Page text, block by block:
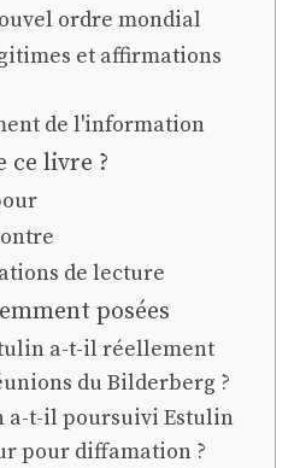
ordre mondial
et affirmations
de l'information
ce livre ?
de lecture
posées
a-t-il réellement
du Bilderberg ?
a-t-il poursuivi Estulin
pour diffamation ?